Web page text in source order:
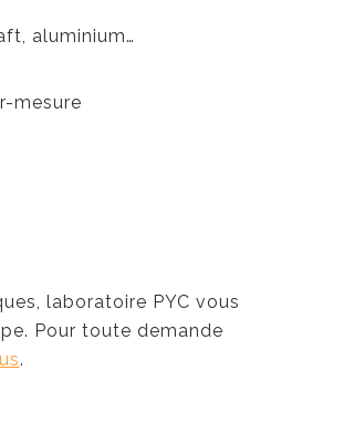
aluminium…
mesure
laboratoire PYC vous
Pour toute demande
.